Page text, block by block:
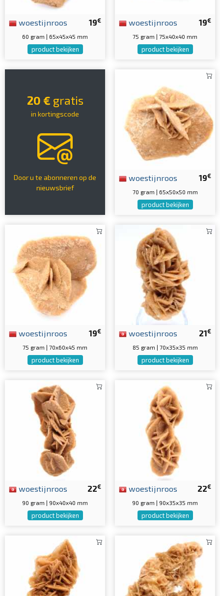
19€
woestijnroos
60 gram | 65x45x45 mm
product bekijken
19€
woestijnroos
75 gram | 75x40x40 mm
product bekijken
20 € gratis
in kortingscode
Door u te abonneren op de
nieuwsbrief
19€
woestijnroos
70 gram | 65x50x50 mm
product bekijken
19€
woestijnroos
75 gram | 70x60x45 mm
product bekijken
21€
woestijnroos
85 gram | 70x35x35 mm
product bekijken
22€
woestijnroos
90 gram | 90x40x40 mm
product bekijken
22€
woestijnroos
90 gram | 90x35x35 mm
product bekijken